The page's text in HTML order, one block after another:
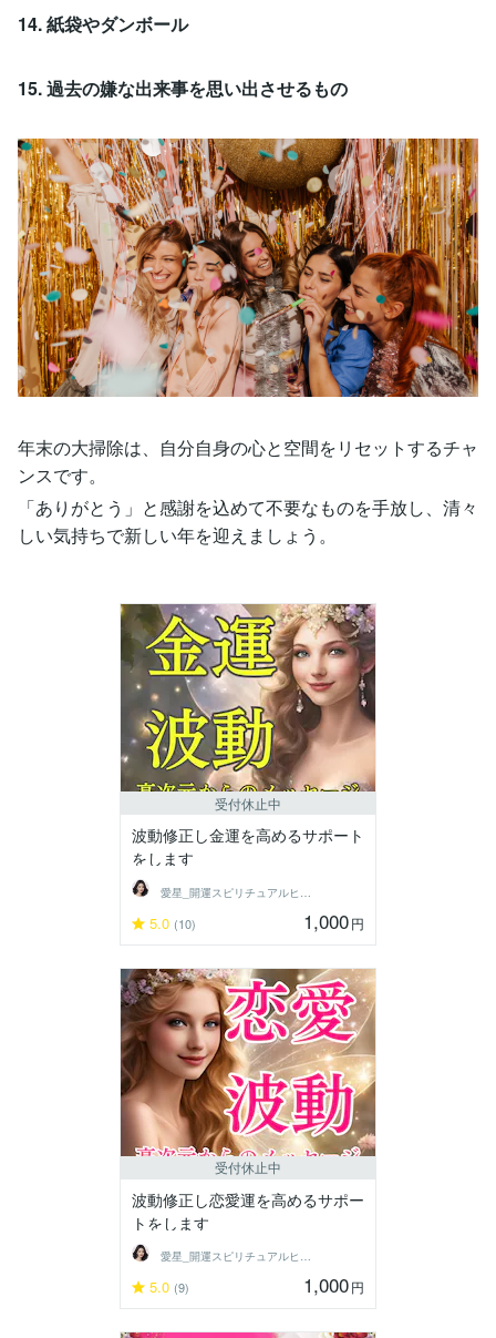
14. 紙袋やダンボール
15. 過去の嫌な出来事を思い出させるもの
年末の大掃除は、自分自身の心と空間をリセットするチャ
ンスです。
「ありがとう」と感謝を込めて不要なものを手放し、清々
しい気持ちで新しい年を迎えましょう。
受付休止中
波動修正し金運を高めるサポート
をします
5.0 (10) 1,000円
受付休止中
波動修正し恋愛運を高めるサポー
トをします
愛星_開運スピリチュアルヒーラー
5.0 (9) 1,000円